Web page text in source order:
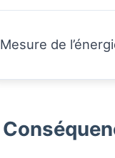
Mesure de